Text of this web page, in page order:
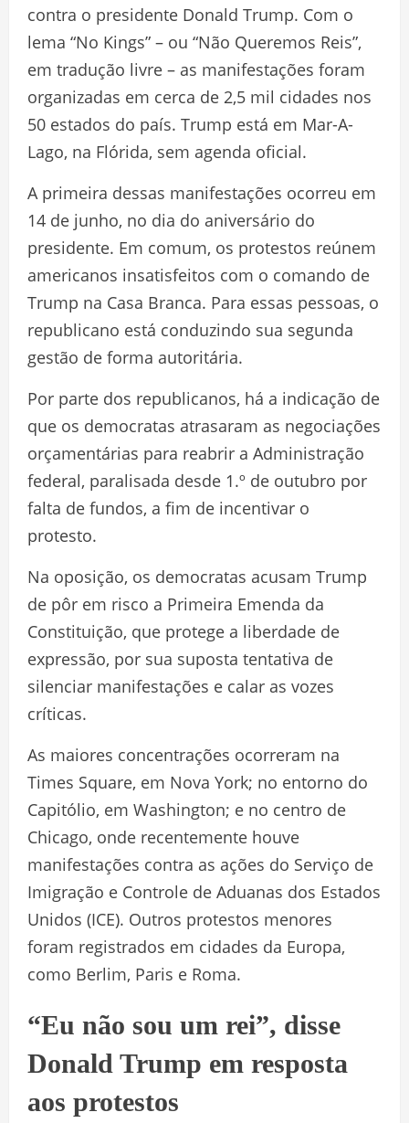
contra o presidente Donald Trump. Com o
lema “No Kings” – ou “Não Queremos Reis”,
em tradução livre – as manifestações foram
organizadas em cerca de 2,5 mil cidades nos
50 estados do país. Trump está em Mar-A-
Lago, na Flórida, sem agenda oficial.
A primeira dessas manifestações ocorreu em
14 de junho, no dia do aniversário do
presidente. Em comum, os protestos reúnem
americanos insatisfeitos com o comando de
Trump na Casa Branca. Para essas pessoas, o
republicano está conduzindo sua segunda
gestão de forma autoritária.
Por parte dos republicanos, há a indicação de
que os democratas atrasaram as negociações
orçamentárias para reabrir a Administração
federal, paralisada desde 1.º de outubro por
falta de fundos, a fim de incentivar o
protesto.
Na oposição, os democratas acusam Trump
de pôr em risco a Primeira Emenda da
Constituição, que protege a liberdade de
expressão, por sua suposta tentativa de
silenciar manifestações e calar as vozes
críticas.
As maiores concentrações ocorreram na
Times Square, em Nova York; no entorno do
Capitólio, em Washington; e no centro de
Chicago, onde recentemente houve
manifestações contra as ações do Serviço de
Imigração e Controle de Aduanas dos Estados
Unidos (ICE). Outros protestos menores
foram registrados em cidades da Europa,
como Berlim, Paris e Roma.
“Eu não sou um rei”, disse
Donald Trump em resposta
aos protestos